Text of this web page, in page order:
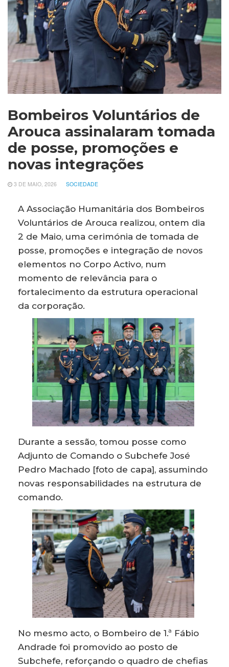
Bombeiros Voluntários de
Arouca assinalaram tomada
de posse, promoções e
novas integrações
3 DE MAIO, 2026 SOCIEDADE
A Associação Humanitária dos Bombeiros
Voluntários de Arouca realizou, ontem dia
2 de Maio, uma cerimónia de tomada de
posse, promoções e integração de novos
elementos no Corpo Activo, num
momento de relevância para o
fortalecimento da estrutura operacional
da corporação.
Durante a sessão, tomou posse como
Adjunto de Comando o Subchefe José
Pedro Machado [foto de capa], assumindo
novas responsabilidades na estrutura de
comando.
No mesmo acto, o Bombeiro de 1.ª Fábio
Andrade foi promovido ao posto de
Subchefe, reforçando o quadro de chefias